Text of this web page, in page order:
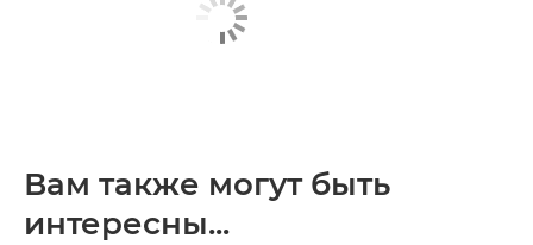
Вам также могут быть
интересны...